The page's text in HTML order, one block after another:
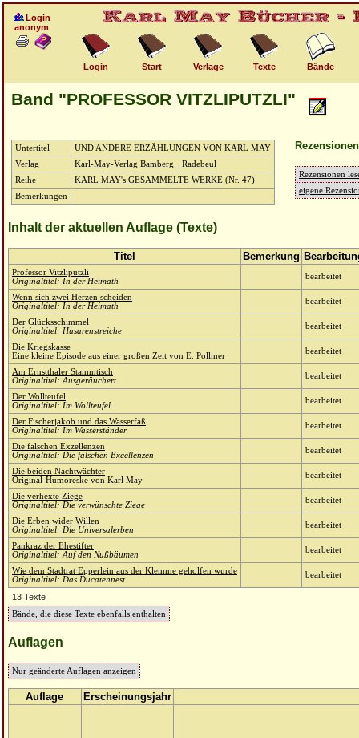
Login
anonym
Login Start Verlage Texte Bände
Band "PROFESSOR VITZLIPUTZLI"
Untertitel
UND ANDERE ERZÄHLUNGEN VON KARL MAY
Verlag
Karl-May-Verlag Bamberg · Radebeul
Reihe
KARL MAY's GESAMMELTE WERKE (Nr. 47)
Bemerkungen
Rezensionen
Rezensionen
eigene
Inhalt der aktuellen Auflage (Texte)
Titel Bemerkung
Professor Vitzliputzli
Originaltitel: In der Heimath
bearbeitet
Wenn sich zwei Herzen scheiden
Originaltitel: In der Heimath
bearbeitet
Der Glücksschimmel
Originaltitel: Husarenstreiche
bearbeitet
Die Kriegskasse
Eine kleine Episode aus einer großen Zeit von E. Pollmer
bearbeitet
Am Ernstthaler Stammtisch
Originaltitel: Ausgeräuchert
bearbeitet
Der Wollteufel
Originaltitel: Im Wollteufel
bearbeitet
Der Fischerjakob und das Wasserfaß
Originaltitel: Im Wasserständer
bearbeitet
Die falschen Exzellenzen
Originaltitel: Die falschen Excellenzen
bearbeitet
Die beiden Nachtwächter
Original-Humoreske von Karl May
bearbeitet
Die verhexte Ziege
Originaltitel: Die verwünschte Ziege
bearbeitet
Die Erben wider Willen
Originaltitel: Die Universalerben
bearbeitet
Pankraz der Ehestifter
Originaltitel: Auf den Nußbäumen
bearbeitet
Wie dem Stadtrat Epperlein aus der Klemme geholfen wurde
Originaltitel: Das Ducatennest
bearbeitet
13 Texte
Bände, die diese Texte ebenfalls enthalten
Auflagen
Nur geänderte Auflagen anzeigen
Auflage Erscheinungsjahr